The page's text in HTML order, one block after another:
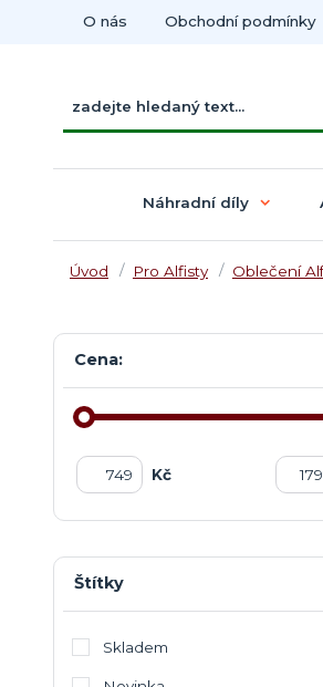
O nás Obchodní podmínky
Náhradní díly
Úvod Pro Alfisty Oblečení
Cena:
Kč
Štítky
Skladem